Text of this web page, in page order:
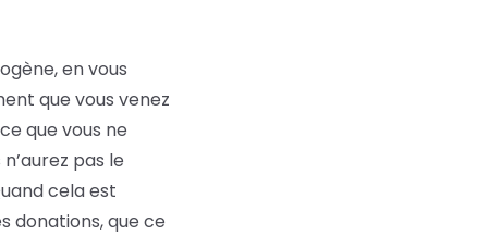
en vous
que vous venez
que vous ne
pas le
cela est
donations, que ce